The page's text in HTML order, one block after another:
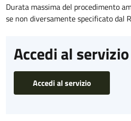
Durata massima del procedimento
se non diversamente specificato dal
Accedi al servizio
Accedi al servizio